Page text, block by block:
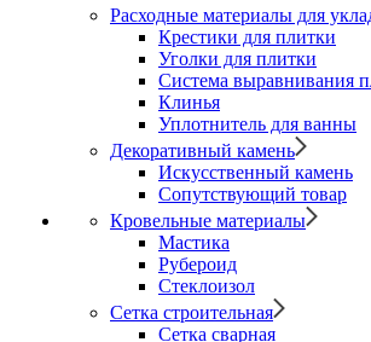
Расходные материалы для
Крестики для плитки
Уголки для плитки
Система выравнивания
Клинья
Уплотнитель для ванны
Декоративный камень
Искусственный камень
Сопутствующий товар
Кровельные материалы
Мастика
Рубероид
Стеклоизол
Сетка строительная
Сетка сварная